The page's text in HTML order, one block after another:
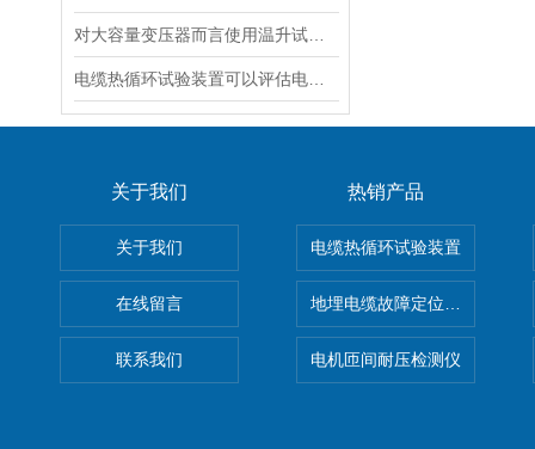
关于我们
关于我们
在线留言
联系我们
热销产品
电缆热循环试验装置
地埋电缆故障定位仪 地下电
电机匝间耐压检测仪